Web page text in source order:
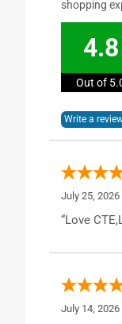
shopping
4.8
Out of
July 25, 2026
“Love
July 14, 2026